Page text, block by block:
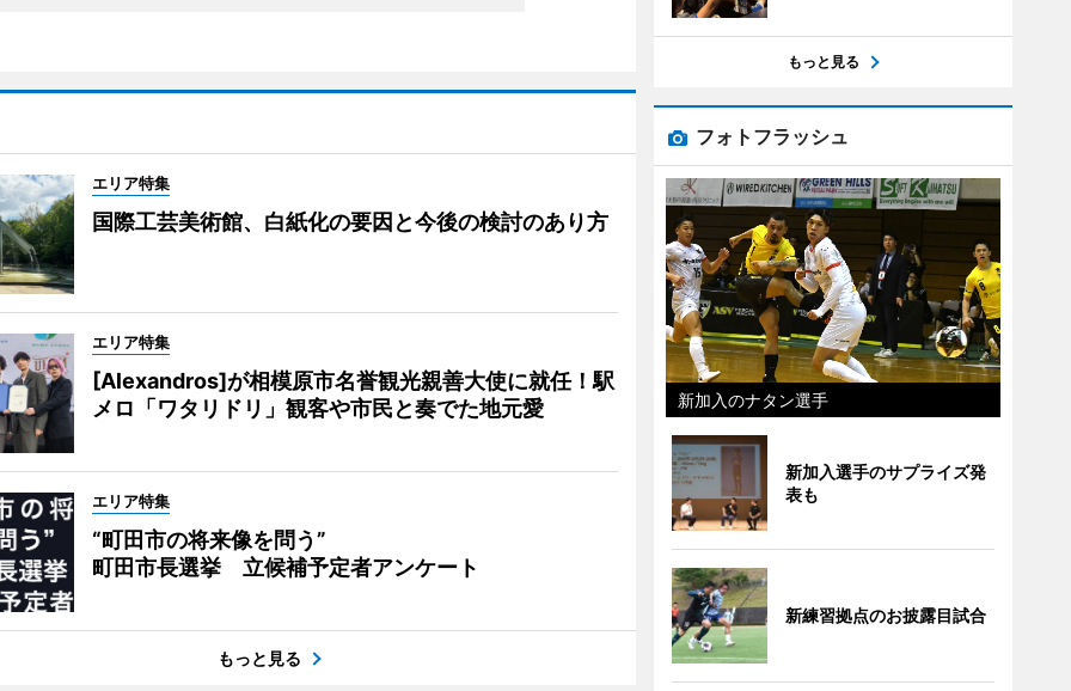
エリア特集
国際工芸美術館、白紙化の要因と今後の検討のあり方
エリア特集
[Alexandros]が相模原市名誉観光親善大使に就任！駅
メロ「ワタリドリ」観客や市民と奏でた地元愛
エリア特集
“町田市の将来像を問う”
町田市長選挙 立候補予定者アンケート
もっと見る
もっと見る
フォトフラッシュ
新加入のナタン選手
新加入選手のサプライズ発
表も
新練習拠点のお披露目試合